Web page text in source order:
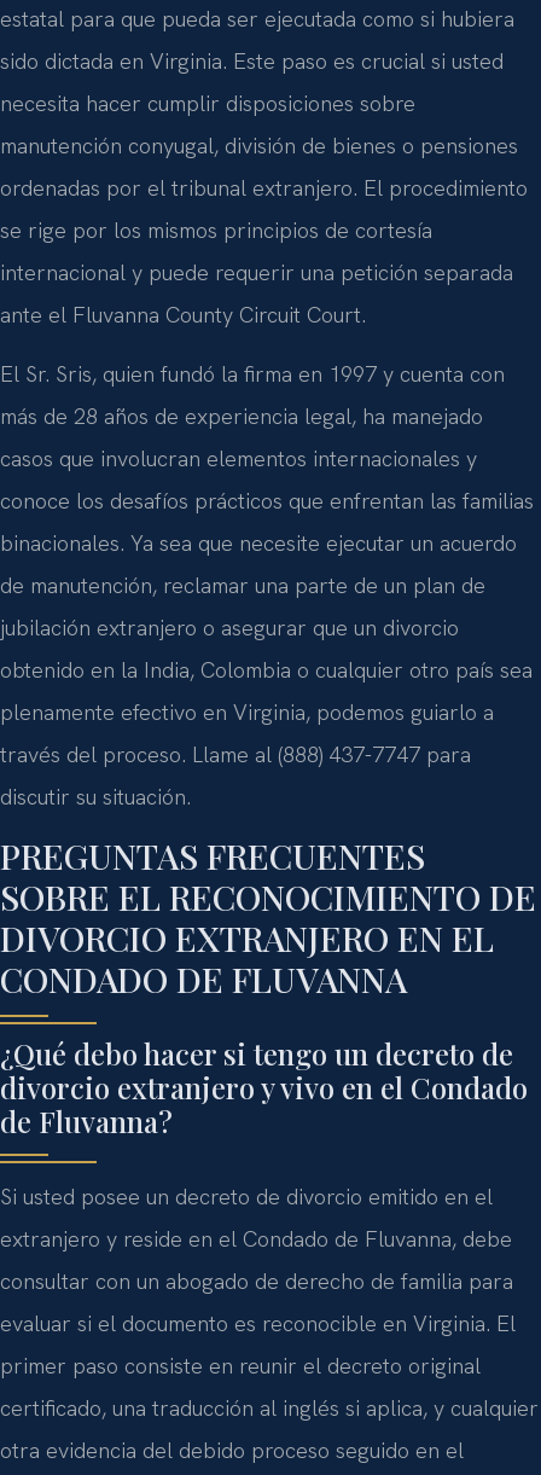
estatal para que pueda ser ejecutada como si hubiera
sido dictada en Virginia. Este paso es crucial si usted
necesita hacer cumplir disposiciones sobre
manutención conyugal, división de bienes o pensiones
ordenadas por el tribunal extranjero. El procedimiento
se rige por los mismos principios de cortesía
internacional y puede requerir una petición separada
ante el Fluvanna County Circuit Court.
El Sr. Sris, quien fundó la firma en 1997 y cuenta con
más de 28 años de experiencia legal, ha manejado
casos que involucran elementos internacionales y
conoce los desafíos prácticos que enfrentan las familias
binacionales. Ya sea que necesite ejecutar un acuerdo
de manutención, reclamar una parte de un plan de
jubilación extranjero o asegurar que un divorcio
obtenido en la India, Colombia o cualquier otro país sea
plenamente efectivo en Virginia, podemos guiarlo a
través del proceso. Llame al (888) 437-7747 para
discutir su situación.
PREGUNTAS FRECUENTES
SOBRE EL RECONOCIMIENTO DE
DIVORCIO EXTRANJERO EN EL
CONDADO DE FLUVANNA
¿Qué debo hacer si tengo un decreto de
divorcio extranjero y vivo en el Condado
de Fluvanna?
Si usted posee un decreto de divorcio emitido en el
extranjero y reside en el Condado de Fluvanna, debe
consultar con un abogado de derecho de familia para
evaluar si el documento es reconocible en Virginia. El
primer paso consiste en reunir el decreto original
certificado, una traducción al inglés si aplica, y cualquier
otra evidencia del debido proceso seguido en el